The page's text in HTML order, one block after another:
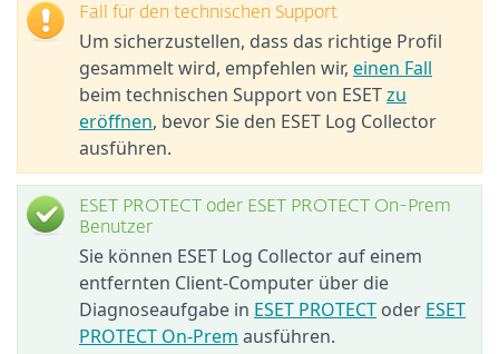
Fall für den technischen Support
Um sicherzustellen, dass das richtige Profil
gesammelt wird, empfehlen wir, einen Fall
beim technischen Support von ESETzu
eröffnen, bevor Sie den ESET Log Collector
ausführen.
ESET PROTECT oder ESET PROTECT On-Prem
Benutzer
Sie können ESET Log Collector auf einem
entfernten Client-Computer über die
Diagnoseaufgabe in ESET PROTECT oder ESET
PROTECT On-Prem ausführen.